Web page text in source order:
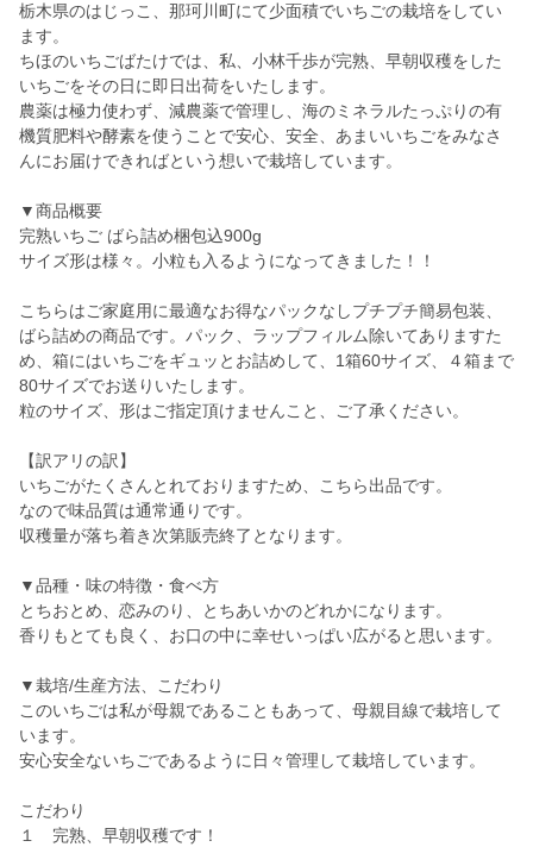
栃木県のはじっこ、那珂川町にて少面積でいちごの栽培をしてい
ます。
ちほのいちごばたけでは、私、小林千歩が完熟、早朝収穫をした
いちごをその日に即日出荷をいたします。
農薬は極力使わず、減農薬で管理し、海のミネラルたっぷりの有
機質肥料や酵素を使うことで安心、安全、あまいいちごをみなさ
んにお届けできればという想いで栽培しています。
▼商品概要
完熟いちご ばら詰め梱包込900g
サイズ形は様々。小粒も入るようになってきました！！
こちらはご家庭用に最適なお得なパックなしプチプチ簡易包装、
ばら詰めの商品です。パック、ラップフィルム除いてありますた
め、箱にはいちごをギュッとお詰めして、1箱60サイズ、４箱まで
80サイズでお送りいたします。
粒のサイズ、形はご指定頂けませんこと、ご了承ください。
【訳アリの訳】
いちごがたくさんとれておりますため、こちら出品です。
なので味品質は通常通りです。
収穫量が落ち着き次第販売終了となります。
▼品種・味の特徴・食べ方
とちおとめ、恋みのり、とちあいかのどれかになります。
香りもとても良く、お口の中に幸せいっぱい広がると思います。
▼栽培/生産方法、こだわり
このいちごは私が母親であることもあって、母親目線で栽培して
います。
安心安全ないちごであるように日々管理して栽培しています。
こだわり
１ 完熟、早朝収穫です！